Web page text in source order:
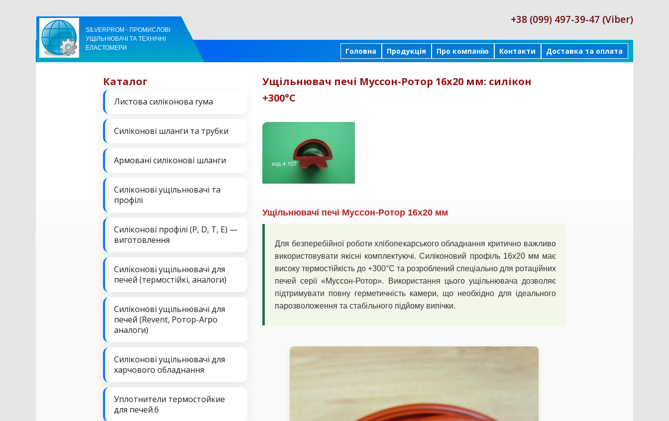
+38 (099) 497-39-47 (Viber)
SILVERPROM - ПРОМИСЛОВІ
УЩІЛЬНЮВАЧІ ТА ТЕХНІЧНІ
ЕЛАСТОМЕРИ
Головна Продукція Про компанію Контакти Доставка та оплата
Каталог
Листова силіконова гума
Силіконові шланги та трубки
Армовані силіконові шланги
Силіконові ущільнювачі та
профілі
Силіконові профілі (P, D, T, E) —
виготовлення
Силіконові ущільнювачі для
печей (термостійкі, аналоги)
Силіконові ущільнювачі для
печей (Revent, Ротор-Агро
аналоги)
Силіконові ущільнювачі для
харчового обладнання
Уплотнители термостойкие
для печей.6
Ущільнювач печі Муссон-Ротор 16х20 мм: силікон
+300°C
Ущільнювачі печі Муссон-Ротор 16х20 мм
Для безперебійної роботи хлібопекарського обладнання критично важливо
використовувати якісні комплектуючі. Силіконовий профіль 16х20 мм має
високу термостійкість до +300°C та розроблений спеціально для ротаційних
печей серії «Муссон-Ротор». Використання цього ущільнювача дозволяє
підтримувати повну герметичність камери, що необхідно для ідеального
парозволоження та стабільного підйому випічки.